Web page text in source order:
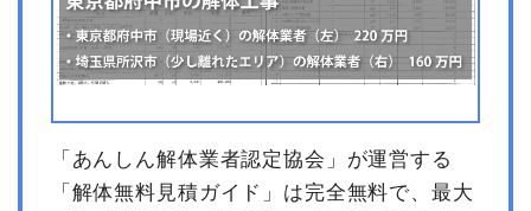
「あんしん解体業者認定協会」が運営する
「解体無料見積ガイド」は完全無料で、最大